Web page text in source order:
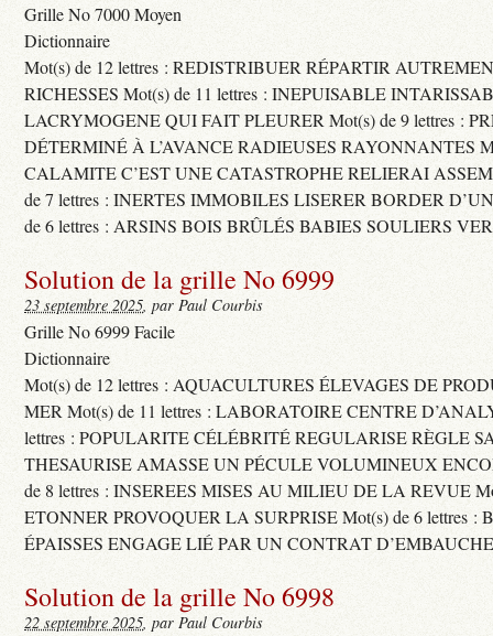
Grille No 7000 Moyen
Dictionnaire
Mot(s) de 12 lettres : REDISTRIBUER RÉPARTIR
RICHESSES Mot(s) de 11 lettres : INEPUISABLE
LACRYMOGENE QUI FAIT PLEURER Mot(s) de 9 lettres :
DÉTERMINÉ À L’AVANCE RADIEUSES RAYONNANTES
CALAMITE C’EST UNE CATASTROPHE RELIERAI
de 7 lettres : INERTES IMMOBILES LISERER BORDER
de 6 lettres : ARSINS BOIS BRÛLÉS BABIES SOULIERS
Solution de la grille No 6999
23 septembre 2025, par Paul Courbis
Grille No 6999 Facile
Dictionnaire
Mot(s) de 12 lettres : AQUACULTURES ÉLEVAGES DE
MER Mot(s) de 11 lettres : LABORATOIRE CENTRE
lettres : POPULARITE CÉLÉBRITÉ REGULARISE RÈGLE
THESAURISE AMASSE UN PÉCULE VOLUMINEUX
de 8 lettres : INSEREES MISES AU MILIEU DE LA REVUE
ETONNER PROVOQUER LA SURPRISE Mot(s) de 6 lettres :
ÉPAISSES ENGAGE LIÉ PAR UN CONTRAT
Solution de la grille No 6998
22 septembre 2025, par Paul Courbis